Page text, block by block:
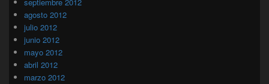
agosto 2012
julio 2012
junio 2012
mayo 2012
abril 2012
marzo 2012